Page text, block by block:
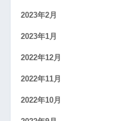
2023年2月
2023年1月
2022年12月
2022年11月
2022年10月